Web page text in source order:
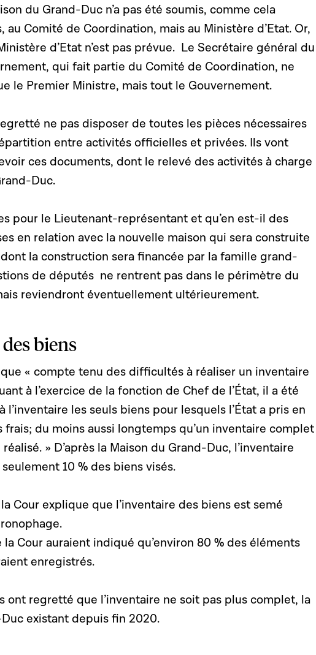
du Grand-Duc n’a pas été soumis, comme cela
au Comité de Coordination, mais au Ministère d’Etat. Or,
d’Etat n’est pas prévue. Le Secrétaire général du
qui fait partie du Comité de Coordination, ne
le Premier Ministre, mais tout le Gouvernement.
ne pas disposer de toutes les pièces nécessaires
entre activités officielles et privées. Ils vont
ces documents, dont le relevé des activités à charge
Duc.
pour le Lieutenant-représentant et qu’en est-il des
en relation avec la nouvelle maison qui sera construite
la construction sera financée par la famille grand-
de députés ne rentrent pas dans le périmètre du
reviendront éventuellement ultérieurement.
biens
« compte tenu des difficultés à réaliser un inventaire
à l’exercice de la fonction de Chef de l’État, il a été
les seuls biens pour lesquels l’État a pris en
du moins aussi longtemps qu’un inventaire complet
réalisé. » D’après la Maison du Grand-Duc, l’inventaire
10 % des biens visés.
Cour explique que l’inventaire des biens est semé
Cour auraient indiqué qu’environ 80 % des éléments
enregistrés.
ont regretté que l’inventaire ne soit pas plus complet, la
existant depuis fin 2020.